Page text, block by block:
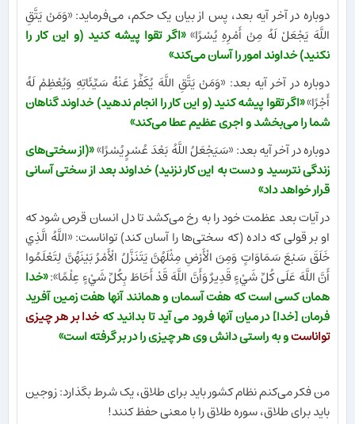
دوباره در آخر آیه بعد، پس از بیان یک حکم، می‌فرماید: «وَمَنْ يَتَّقِ
اللَّهَ يَجْعَلْ لَهُ مِنْ أَمْرِهِ يُسْرًا»«اگر تقوا پیشه کنید (و این کار را
نکنید) خداوند امور را آسان می‌کند»
دوباره در آخر آیه بعد: «وَمَنْ يَتَّقِ اللَّهَ يُكَفِّرْ عَنْهُ سَيِّئَاتِهِ وَيُعْظِمْ لَهُ
أَجْرًا»«اگر تقوا پیشه کنید (و این کار را انجام ندهید) خداوند گناهان
شما را می‌بخشد و اجری عظیم عطا می‌کند»
دوباره در آخر آیه بعد: «سَيَجْعَلُ اللَّهُ بَعْدَ عُسْرٍ يُسْرًا»«(از سختی‌های
زندگی نترسید و دست به این کار نزنید) خداوند بعد از سختی آسانی
قرار خواهد داد»
در آیات بعد عظمت خود را به رخ می‌کشد تا دل انسان قرص شود که
او بر قولی که داده (که سختی‌ها را آسان کند) تواناست: «اللَّهُ الَّذِي
خَلَقَ سَبْعَ سَمَاوَاتٍ وَمِنَ الْأَرْضِ مِثْلَهُنَّ يَتَنَزَّلُ الْأَمْرُ بَيْنَهُنَّ لِتَعْلَمُوا
أَنَّ اللَّهَ عَلَى كُلِّ شَيْءٍ قَدِيرٌ وَأَنَّ اللَّهَ قَدْ أَحَاطَ بِكُلِّ شَيْءٍ عِلْمًا»:«خدا
همان كسى است كه هفت آسمان و همانند آنها هفت زمين آفريد
فرمان [خدا] در ميان آنها فرود مى ‏آيد تا بدانيد كهخدا بر هر چيزى
تواناستو به راستى دانش وى هر چيزى را در بر گرفته است»
من فکر می‌کنم نظام کشور باید برای طلاق، یک شرط بگذارد: زوجین
باید برای طلاق، سوره طلاق را با معنی حفظ کنند!